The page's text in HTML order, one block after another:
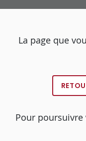
La page que
Pour poursuivre